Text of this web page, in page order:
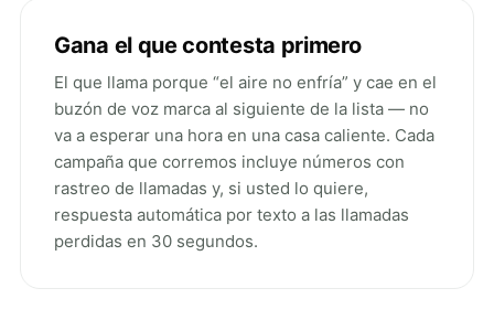
Gana el que contesta primero
El que llama porque “el aire no enfría” y cae en el
buzón de voz marca al siguiente de la lista — no
va a esperar una hora en una casa caliente. Cada
campaña que corremos incluye números con
rastreo de llamadas y, si usted lo quiere,
respuesta automática por texto a las llamadas
perdidas en 30 segundos.